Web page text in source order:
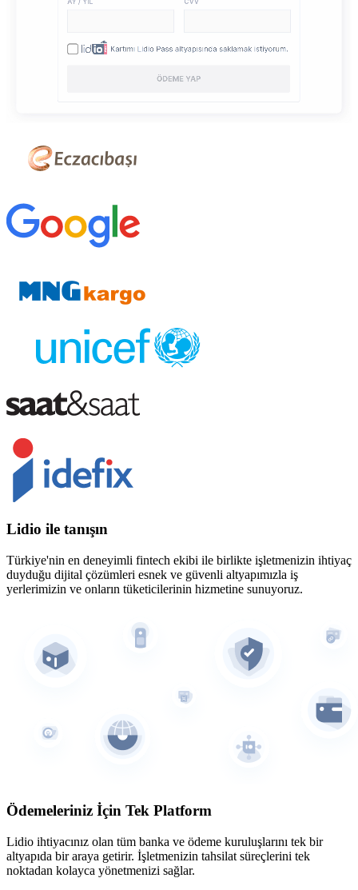
Lidio ile tanışın
Türkiye'nin en deneyimli fintech ekibi ile birlikte işletmenizin ihtiyaç
duyduğu dijital çözümleri esnek ve güvenli altyapımızla iş
yerlerimizin ve onların tüketicilerinin hizmetine sunuyoruz.
Ödemeleriniz İçin Tek Platform
Lidio ihtiyacınız olan tüm banka ve ödeme kuruluşlarını tek bir
altyapıda bir araya getirir. İşletmenizin tahsilat süreçlerini tek
noktadan kolayca yönetmenizi sağlar.